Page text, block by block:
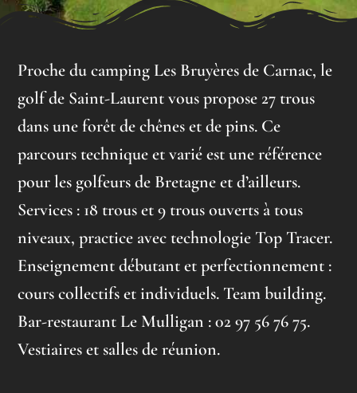
Proche du camping Les Bruyères de Carnac, le
golf de Saint-Laurent vous propose 27 trous
dans une forêt de chênes et de pins. Ce
parcours technique et varié est une référence
pour les golfeurs de Bretagne et d’ailleurs.
Services : 18 trous et 9 trous ouverts à tous
niveaux, practice avec technologie Top Tracer.
Enseignement débutant et perfectionnement :
cours collectifs et individuels. Team building.
Bar-restaurant Le Mulligan : 02 97 56 76 75.
Vestiaires et salles de réunion.